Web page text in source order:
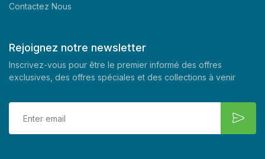
Contactez Nous
Rejoignez notre newsletter
Inscrivez-vous pour être le premier informé des offres
exclusives, des offres spéciales et des collections à venir